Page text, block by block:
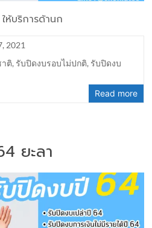
ห้บริการด้านก
2021
ติ, รับปิดงบรอบไม่ปกติ, รับปิดงบ
Read more
ยะลา